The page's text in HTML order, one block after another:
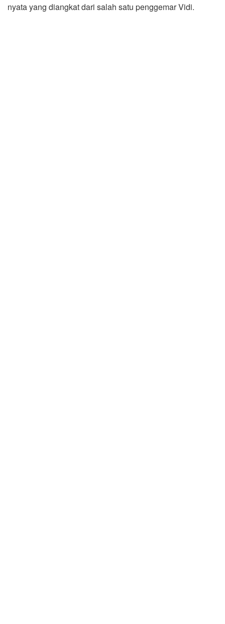
nyata yang diangkat dari salah satu penggemar Vidi.